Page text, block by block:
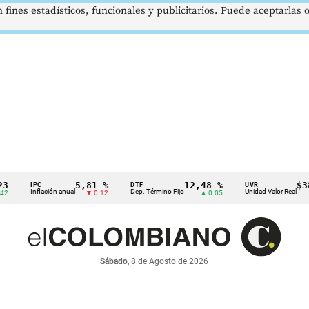
IPC
Inflación anual
5,81 %
▼ 0.12
DTF
Dep. Término Fijo
12,48 %
▲ 0.05
UVR
Unidad Valor Real
Sábado, 8 de Agosto de 2026
estadísticos, funcionales y publicitarios. Puede aceptarlas